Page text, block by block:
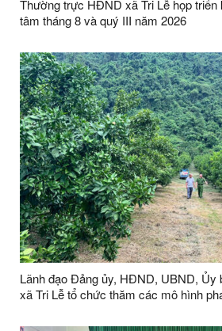
Thường trực HĐND xã Tri Lễ họp triển
tâm tháng 8 và quý III năm 2026
Lãnh đạo Đảng ủy, HĐND, UBND, Ủy
xã Tri Lễ tổ chức thăm các mô hình